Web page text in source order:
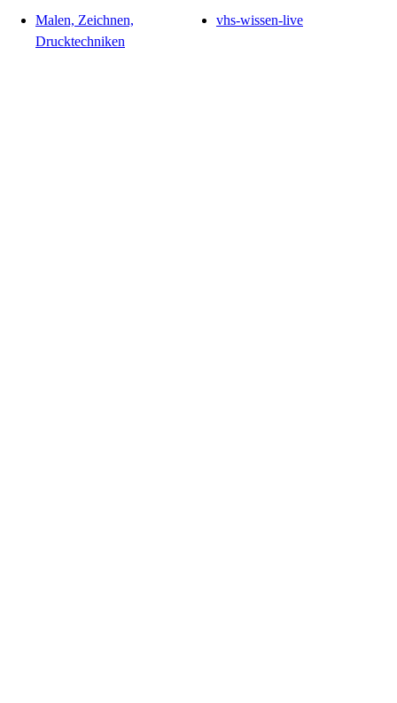
Malen, Zeichnen,
Drucktechniken
vhs-wissen-live